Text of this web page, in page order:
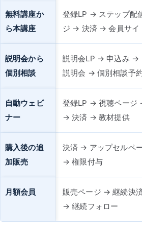
無料講座か
ら本講座
登録LP → ステップ配
ジ → 決済 → 会員サイ
説明会から
個別相談
説明会LP → 申込み →
説明会 → 個別相談予
自動ウェビ
ナー
登録LP → 視聴ページ
→ 決済 → 教材提供
購入後の追
加販売
決済 → アップセルペ
→ 権限付与
月額会員
販売ページ → 継続決
→ 継続フォロー